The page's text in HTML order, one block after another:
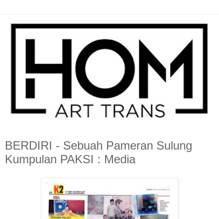
BERDIRI - Sebuah Pameran Sulung
Kumpulan PAKSI : Media